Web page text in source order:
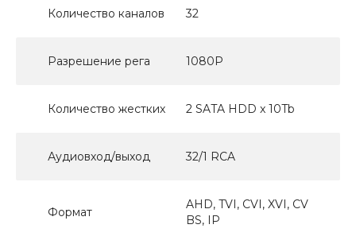
Количество каналов 32
Разрешение рега 1080Р
Количество жестких 2 SATA HDD x 10Tb
Аудиовход/выход 32/1 RCA
Формат
AHD, TVI, CVI, XVI, CV
BS, IP